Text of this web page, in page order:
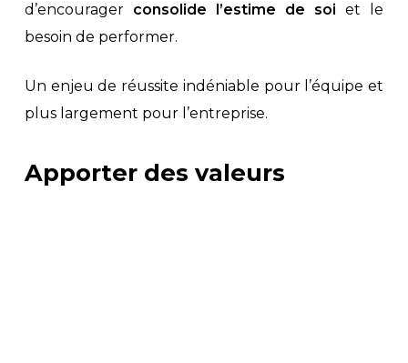
d’encourager consolide l’estime de soi et le
besoin de performer.
Un enjeu de réussite indéniable pour l’équipe et
plus largement pour l’entreprise.
Apporter des valeurs